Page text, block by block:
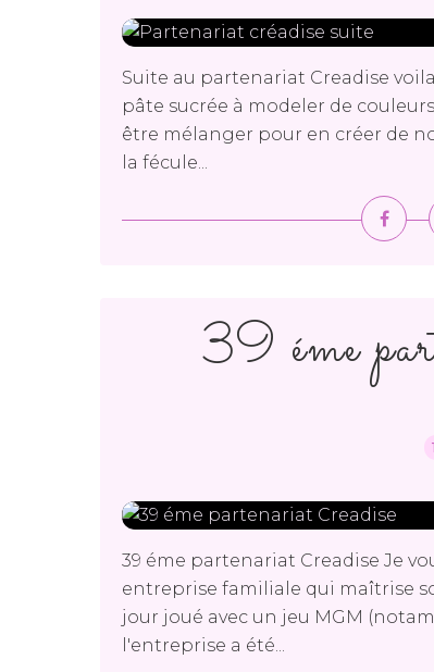
Suite au partenariat Creadise
pâte sucrée à modeler de
être mélanger pour en créer de
la fécule...
39 éme
39 éme partenariat Creadise Je
entreprise familiale qui maîtrise
jour joué avec un jeu MGM
l'entreprise a été...